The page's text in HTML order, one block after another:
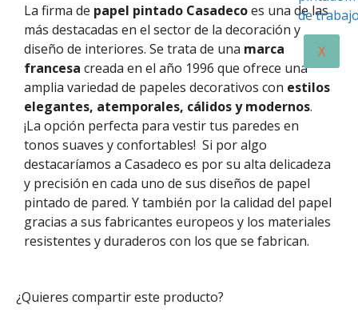
X
La firma de papel pintado Casadecoes una de las
más destacadas en el sector de la decoración y
diseño de interiores. Se trata de una marca
francesa creada en el año 1996 que ofrece una
amplia variedad de papeles decorativos con estilos
elegantes, atemporales, cálidos y modernos.
¡La opción perfecta para vestir tus paredes en
tonos suaves y confortables! Si por algo
destacaríamos a Casadeco es por su alta delicadeza
y precisión en cada uno de sus diseños de papel
pintado de pared. Ytambién por la calidad del papel
gracias a sus fabricantes europeos y los materiales
resistentes y duraderos con los que se fabrican.
¿Quieres compartir este producto?